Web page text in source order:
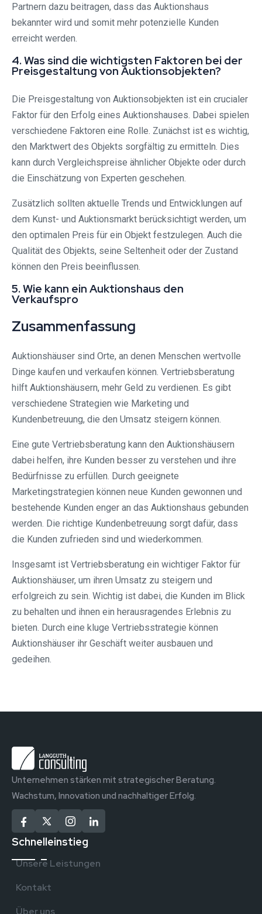
Partnern dazu beitragen, dass das Auktionshaus
bekannter wird und somit mehr potenzielle Kunden
erreicht werden.
4. Was sind die wichtigsten Faktoren bei der
Preisgestaltung von Auktionsobjekten?
Die Preisgestaltung von Auktionsobjekten ist ein crucialer
Faktor für den Erfolg eines Auktionshauses. Dabei spielen
verschiedene Faktoren eine Rolle. Zunächst ist es wichtig,
den Marktwert des Objekts sorgfältig zu ermitteln. Dies
kann durch Vergleichspreise ähnlicher Objekte oder durch
die Einschätzung von Experten geschehen.
Zusätzlich sollten aktuelle Trends und Entwicklungen auf
dem Kunst- und Auktionsmarkt berücksichtigt werden, um
den optimalen Preis für ein Objekt festzulegen. Auch die
Qualität des Objekts, seine Seltenheit oder der Zustand
können den Preis beeinflussen.
5. Wie kann ein Auktionshaus den
Verkaufspro
Zusammenfassung
Auktionshäuser sind Orte, an denen Menschen wertvolle
Dinge kaufen und verkaufen können. Vertriebsberatung
hilft Auktionshäusern, mehr Geld zu verdienen. Es gibt
verschiedene Strategien wie Marketing und
Kundenbetreuung, die den Umsatz steigern können.
Eine gute Vertriebsberatung kann den Auktionshäusern
dabei helfen, ihre Kunden besser zu verstehen und ihre
Bedürfnisse zu erfüllen. Durch geeignete
Marketingstrategien können neue Kunden gewonnen und
bestehende Kunden enger an das Auktionshaus gebunden
werden. Die richtige Kundenbetreuung sorgt dafür, dass
die Kunden zufrieden sind und wiederkommen.
Insgesamt ist Vertriebsberatung ein wichtiger Faktor für
Auktionshäuser, um ihren Umsatz zu steigern und
erfolgreich zu sein. Wichtig ist dabei, die Kunden im Blick
zu behalten und ihnen ein herausragendes Erlebnis zu
bieten. Durch eine kluge Vertriebsstrategie können
Auktionshäuser ihr Geschäft weiter ausbauen und
gedeihen.
Unternehmen stärken mit strategischer Beratung.
Wachstum, Innovation und nachhaltiger Erfolg.
Schnelleinstieg
Unsere Leistungen
Kontakt
Über uns